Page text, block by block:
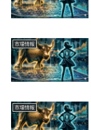
市場情報
市場情報